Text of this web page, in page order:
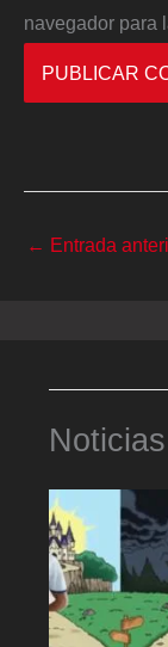
navegador para
← Entrada